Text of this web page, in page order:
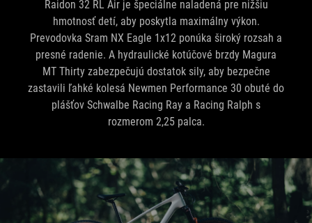
Raidon 32 RL Air je špeciálne naladená pre nižšiu
hmotnosť detí, aby poskytla maximálny výkon.
Prevodovka Sram NX Eagle 1x12 ponúka široký rozsah a
presné radenie. A hydraulické kotúčové brzdy Magura
MT Thirty zabezpečujú dostatok sily, aby bezpečne
zastavili ľahké kolesá Newmen Performance 30 obuté do
plášťov Schwalbe Racing Ray a Racing Ralph s
rozmerom 2,25 palca.